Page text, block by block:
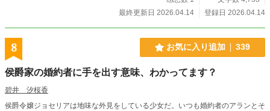
最終更新日 2026.04.14
登録日 2026.04.14
8 お気に入り追加 339
侯爵家の婚約者に手を出す意味、わかってます？
碧井 汐桜香
侯爵令嬢ジョセリアは地味な外見をしている少女だ。いつも婚約者のアランとそ